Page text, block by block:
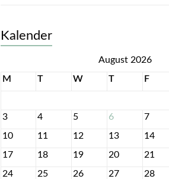
Kalender
August 2026
M
T W T F
3
4 5 6 7
10
11 12 13 14
17
18 19 20 21
24
25 26 27 28